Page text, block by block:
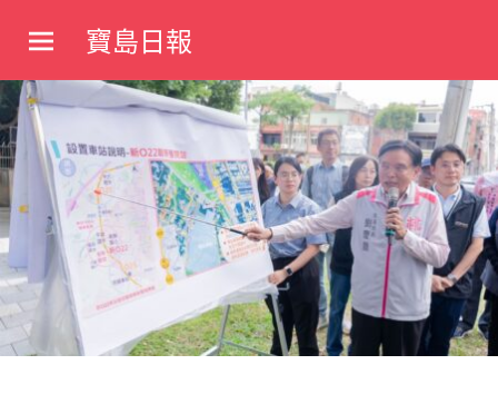
content
寶島日報
聞
網